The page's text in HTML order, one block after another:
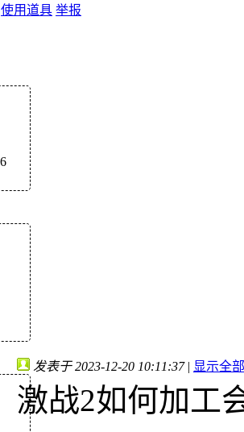
使用道具 举报
发表于 2023-12-20 10:11:37 | 显示全
激战2如何加工